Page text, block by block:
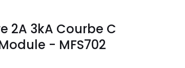
2A 3kA Courbe C
- MFS702